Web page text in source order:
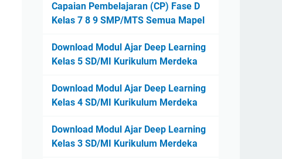
Capaian Pembelajaran (CP) Fase D
Kelas 7 8 9 SMP/MTS Semua Mapel
Download Modul Ajar Deep Learning
Kelas 5 SD/MI Kurikulum Merdeka
Download Modul Ajar Deep Learning
Kelas 4 SD/MI Kurikulum Merdeka
Download Modul Ajar Deep Learning
Kelas 3 SD/MI Kurikulum Merdeka